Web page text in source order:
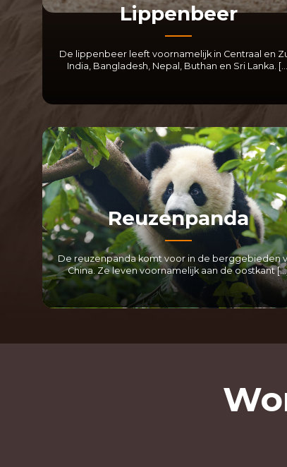
Lippenbeer
De lippenbeer leeft voornamelijk in Centraal en
India, Bangladesh, Nepal, Buthan en Sri Lanka.
LEES MEER
Reuzenpanda
De reuzenpanda komt voor in de berggebieden
China. Ze leven voornamelijk aan de oostkant
LEES MEER